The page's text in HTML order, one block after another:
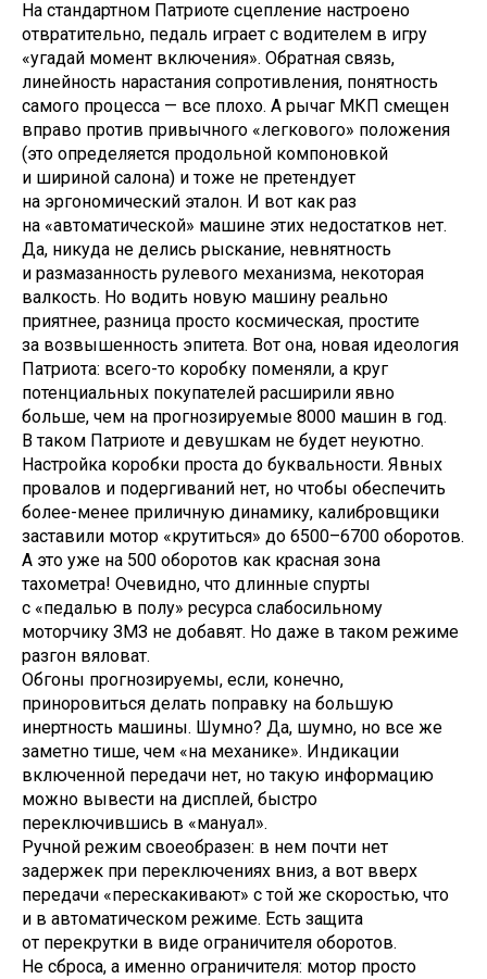
На стандартном Патриоте сцепление настроено
отвратительно, педаль играет с водителем в игру
«угадай момент включения». Обратная связь,
линейность нарастания сопротивления, понятность
самого процесса — все плохо. А рычаг МКП смещен
вправо против привычного «легкового» положения
(это определяется продольной компоновкой
и шириной салона) и тоже не претендует
на эргономический эталон. И вот как раз
на «автоматической» машине этих недостатков нет.
Да, никуда не делись рыскание, невнятность
и размазанность рулевого механизма, некоторая
валкость. Но водить новую машину реально
приятнее, разница просто космическая, простите
за возвышенность эпитета. Вот она, новая идеология
Патриота: всего-то коробку поменяли, а круг
потенциальных покупателей расширили явно
больше, чем на прогнозируемые 8000 машин в год.
В таком Патриоте и девушкам не будет неуютно.
Настройка коробки проста до буквальности. Явных
провалов и подергиваний нет, но чтобы обеспечить
более-менее приличную динамику, калибровщики
заставили мотор «крутиться» до 6500–6700 оборотов.
А это уже на 500 оборотов как красная зона
тахометра! Очевидно, что длинные спурты
с «педалью в полу» ресурса слабосильному
моторчику ЗМЗ не добавят. Но даже в таком режиме
разгон вяловат.
Обгоны прогнозируемы, если, конечно,
приноровиться делать поправку на большую
инертность машины. Шумно? Да, шумно, но все же
заметно тише, чем «на механике». Индикации
включенной передачи нет, но такую информацию
можно вывести на дисплей, быстро
переключившись в «мануал».
Ручной режим своеобразен: в нем почти нет
задержек при переключениях вниз, а вот вверх
передачи «перескакивают» с той же скоростью, что
и в автоматическом режиме. Есть защита
от перекрутки в виде ограничителя оборотов.
Не сброса, а именно ограничителя: мотор просто